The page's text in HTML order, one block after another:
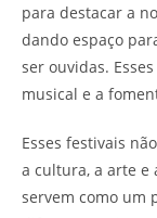
para destacar a
dando espaço
ser ouvidas.
musical e a
Esses festivais
a cultura, a arte e
servem como um